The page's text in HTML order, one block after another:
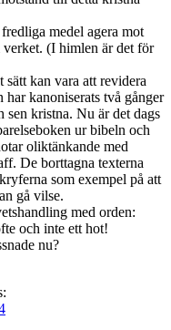
medel agera mot
verket. (I himlen är det för
kan vara att revidera
kanoniserats två gånger
sen kristna. Nu är det dags
ur bibeln och
oliktänkande med
De borttagna texterna
som exempel på att
gå vilse.
med orden:
och inte ett hot!
nu?